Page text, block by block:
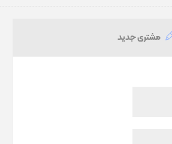
مشتری جدید